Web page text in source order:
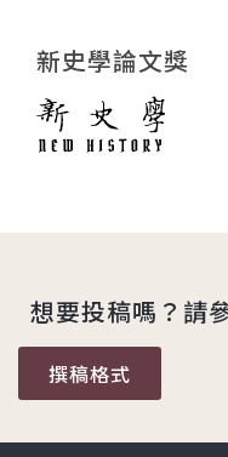
新史學論文獎
想要投稿嗎？請
撰稿格式